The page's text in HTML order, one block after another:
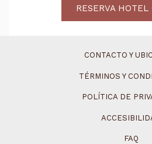
RESERVA HOTEL
CONTACTO Y
TÉRMINOS Y
POLÍTICA DE
FAQ